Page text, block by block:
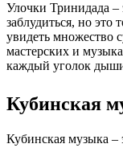
Улочки Тринидада –
заблудиться, но это
увидеть множество
мастерских и
каждый уголок
Кубинская
Кубинская музыка –